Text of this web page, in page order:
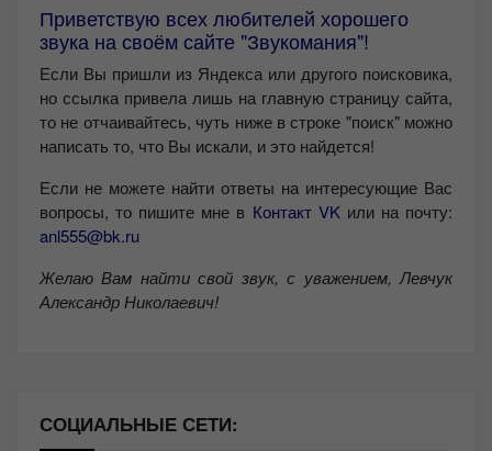
Приветствую всех любителей хорошего
звука на своём сайте "Звукомания"!
Если Вы пришли из Яндекса или другого поисковика,
но ссылка привела лишь на главную страницу сайта,
то не отчаивайтесь, чуть ниже в строке "поиск" можно
написать то, что Вы искали, и это найдется!
Если не можете найти ответы на интересующие Вас
вопросы, то пишите мне в Контакт VKили на почту:
anl555@bk.ru
Желаю Вам найти свой звук, с уважением, Левчук
Александр Николаевич!
СОЦИАЛЬНЫЕ СЕТИ: